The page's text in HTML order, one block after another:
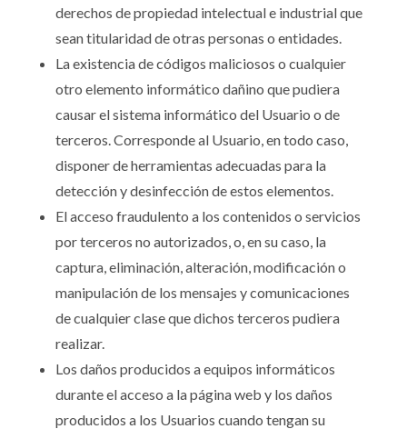
derechos de propiedad intelectual e industrial que
sean titularidad de otras personas o entidades.
La existencia de códigos maliciosos o cualquier
otro elemento informático dañino que pudiera
causar el sistema informático del Usuario o de
terceros. Corresponde al Usuario, en todo caso,
disponer de herramientas adecuadas para la
detección y desinfección de estos elementos.
El acceso fraudulento a los contenidos o servicios
por terceros no autorizados, o, en su caso, la
captura, eliminación, alteración, modificación o
manipulación de los mensajes y comunicaciones
de cualquier clase que dichos terceros pudiera
realizar.
Los daños producidos a equipos informáticos
durante el acceso a la página web y los daños
producidos a los Usuarios cuando tengan su